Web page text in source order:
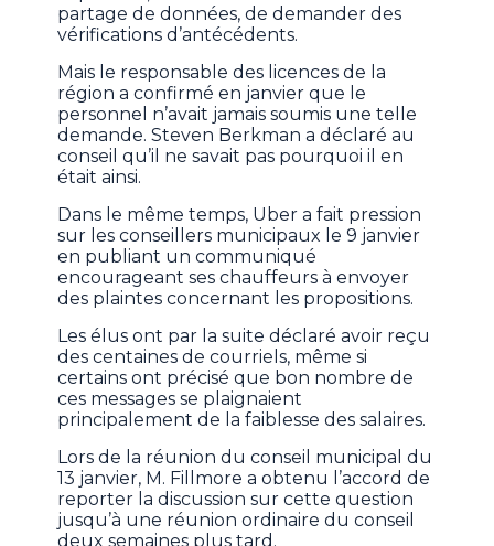
partage de données, de demander des
vérifications d’antécédents.
Mais le responsable des licences de la
région a confirmé en janvier que le
personnel n’avait jamais soumis une telle
demande. Steven Berkman a déclaré au
conseil qu’il ne savait pas pourquoi il en
était ainsi.
Dans le même temps, Uber a fait pression
sur les conseillers municipaux le 9 janvier
en publiant un communiqué
encourageant ses chauffeurs à envoyer
des plaintes concernant les propositions.
Les élus ont par la suite déclaré avoir reçu
des centaines de courriels, même si
certains ont précisé que bon nombre de
ces messages se plaignaient
principalement de la faiblesse des salaires.
Lors de la réunion du conseil municipal du
13 janvier, M. Fillmore a obtenu l’accord de
reporter la discussion sur cette question
jusqu’à une réunion ordinaire du conseil
deux semaines plus tard.